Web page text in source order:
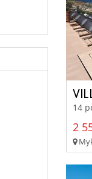
14
2